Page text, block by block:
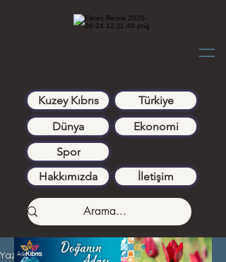
Kuzey Kıbrıs
Türkiye
Dünya
Ekonomi
Spor
Hakkımızda
İletişim
Yazı